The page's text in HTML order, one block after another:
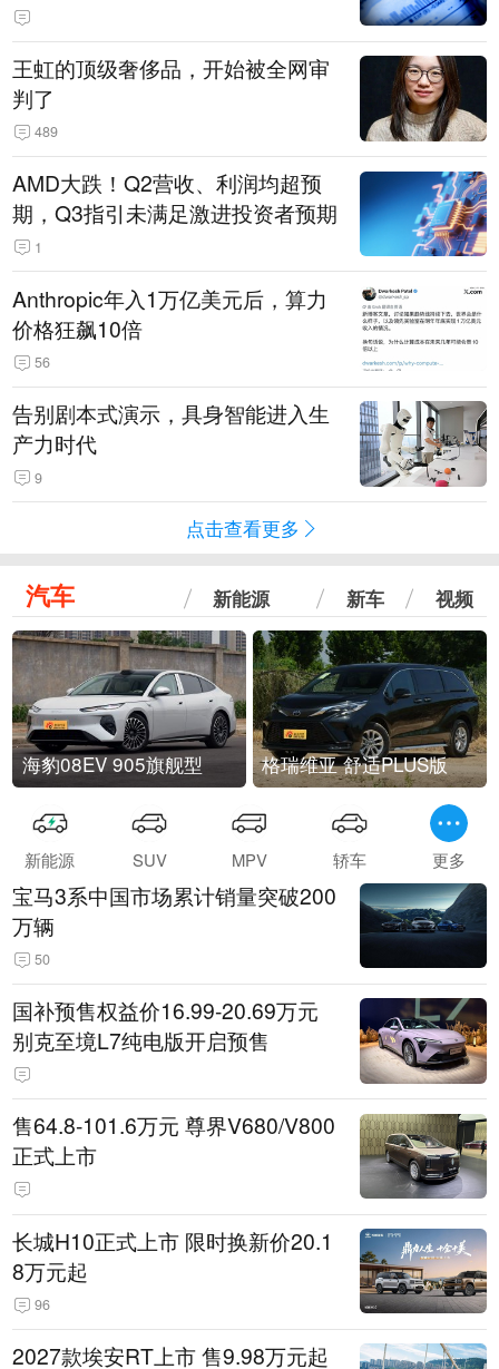
王虹的顶级奢侈品，开始被全网审
判了
489
AMD大跌！Q2营收、利润均超预
期，Q3指引未满足激进投资者预期
1
Anthropic年入1万亿美元后，算力
价格狂飙10倍
56
告别剧本式演示，具身智能进入生
产力时代
9
点击查看更多
汽车 新能源 新车 视频
海豹08EV 905旗舰型 格瑞维亚 舒适PLUS版
新能源 SUV MPV 轿车 更多
宝马3系中国市场累计销量突破200
万辆
50
国补预售权益价16.99-20.69万元
别克至境L7纯电版开启预售
售64.8-101.6万元 尊界V680/V800
正式上市
长城H10正式上市 限时换新价20.1
8万元起
96
2027款埃安RT上市 售9.98万元起